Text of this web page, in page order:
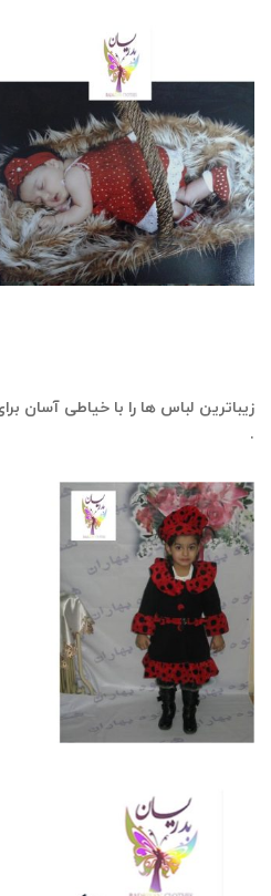
زیباترین لباس ها را با خیاطی آسان
.